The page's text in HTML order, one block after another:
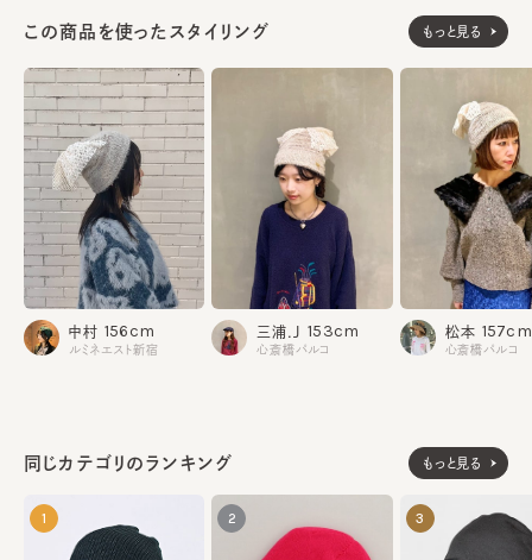
素材
本体：ナイロン44% アクリル42% ウール14%
飾り部分：ポリエステル100%
飾り部分：ポリエステル100%
飾り部分：ポリエステル98% ポリウレタン2%
生産国 made in JAPAN
同じカテゴリのランキング もっと見る
1 2 3
この商品を使ったスタイリング もっと見る
中村 156cm
ルミネエスト新宿
三浦.J 153cm
心斎橋パルコ
松本 157cm
心斎橋パルコ